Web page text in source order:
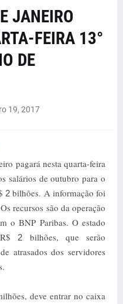
JANEIRO
FEIRA 13°
DE
19, 2017
pagará nesta quarta-feira
salários de outubro para o
2 bilhões. A informação foi
recursos são da operação
o BNP Paribas. O estado
R$2
bilhões, que serão
atrasados dos servidores
deve entrar no caixa